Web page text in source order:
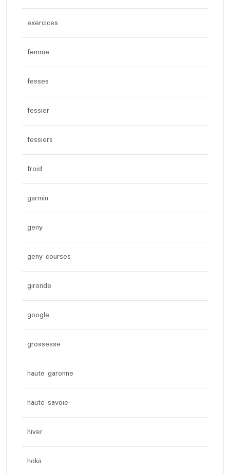
exercices
femme
fesses
fessier
fessiers
froid
garmin
geny
geny courses
gironde
google
grossesse
haute garonne
haute savoie
hiver
hoka